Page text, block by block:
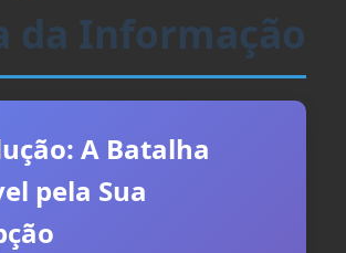
da Informação
A Batalha
pela Sua